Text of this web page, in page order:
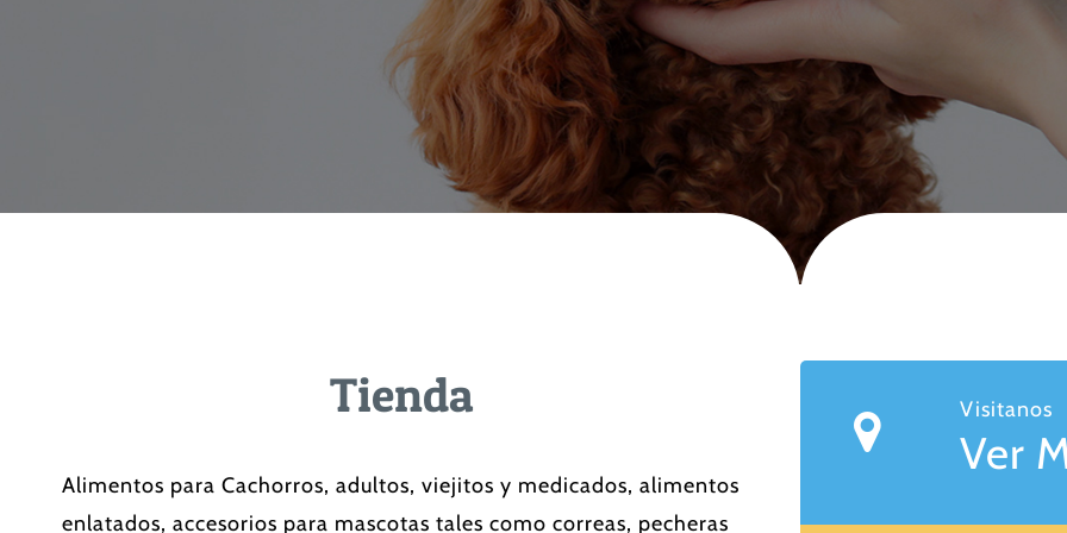
Tienda
Alimentos para Cachorros, adultos, viejitos y medicados, alimentos
enlatados, accesorios para mascotas tales como correas, pecheras
Visitanos
Ver